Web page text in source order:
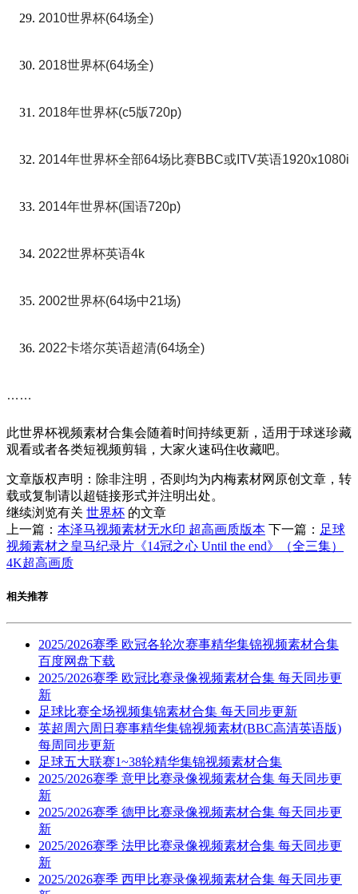
2010世界杯(64场全)
2018世界杯(64场全)
2018年世界杯(c5版720p)
2014年世界杯全部64场比赛BBC或ITV英语1920x1080i
2014年世界杯(国语720p)
2022世界杯英语4k
2002世界杯(64场中21场)
2022卡塔尔英语超清(64场全)
……
此世界杯视频素材合集会随着时间持续更新，适用于球迷珍藏
观看或者各类短视频剪辑，大家火速码住收藏吧。
文章版权声明：除非注明，否则均为内梅素材网 原创文章，转
载或复制请以超链接形式并注明出处。
继续浏览有关 世界杯 的文章
上一篇： 本泽马视频素材无水印 超高画质版本 下一篇： 足球
视频素材之皇马纪录片《14冠之心 Until the end》（全三集）
4K超高画质
相关推荐
2025/2026赛季 欧冠各轮次赛事精华集锦视频素材合集
百度网盘下载
2025/2026赛季 欧冠比赛录像视频素材合集 每天同步更
新
足球比赛全场视频集锦素材合集 每天同步更新
英超周六周日赛事精华集锦视频素材(BBC高清英语版)
每周同步更新
足球五大联赛1~38轮精华集锦视频素材合集
2025/2026赛季 意甲比赛录像视频素材合集 每天同步更
新
2025/2026赛季 德甲比赛录像视频素材合集 每天同步更
新
2025/2026赛季 法甲比赛录像视频素材合集 每天同步更
新
2025/2026赛季 西甲比赛录像视频素材合集 每天同步更